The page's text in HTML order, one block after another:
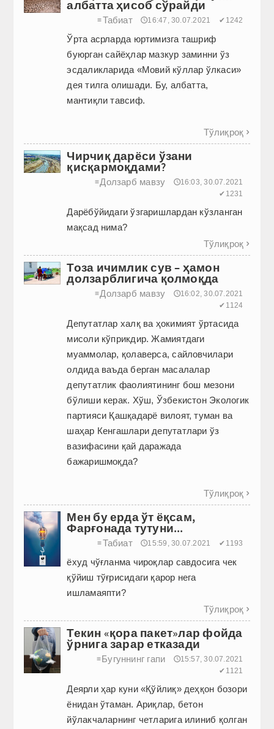
албатта ҳисоб сўрайди
≡Табиат 🕔16:47, 30.07.2021 ✔1242
Ўрта асрларда юртимизга ташриф
буюрган сайёҳлар мазкур заминни ўз
эсдалик­ларида «Мовий кўллар ўлкаси»
дея тилга олишади. Бу, албатта,
мантиқли тавсиф.
Тўлиқроқ 
Чирчиқ дарёси ўзани
қисқармоқдами?
≡Долзарб мавзу
🕔16:03, 30.07.2021
✔1231
Дарёбўйидаги ўзгаришлардан кўзланган
мақсад нима?
Тўлиқроқ 
Тоза ичимлик сув – ҳамон
долзарблигича қолмоқда
≡Долзарб мавзу
🕔16:02, 30.07.2021
✔1124
Депутатлар халқ ва ҳокимият ўртасида
мисоли кўп­рикдир. Жамиятдаги
муаммолар, қолаверса, сайловчилари
олдида ваъда берган масалалар
депутатлик фаолиятининг бош мезони
бўлиши керак. Хўш, Ўзбекистон Экологик
партияси Қашқадарё вилоят, туман ва
шаҳар Кенгашлари депутатлари ўз
вазифасини қай даражада
бажаришмоқда?
Тўлиқроқ 
Мен бу ерда ўт ёқсам,
Фарғонада тутуни...
≡Табиат 🕔15:59, 30.07.2021 ✔1193
ёхуд чўғланма чироқлар савдосига чек
қўйиш тўғрисидаги қарор нега
ишламаяпти?
Тўлиқроқ 
Текин «қора пакет»лар фойда
ўрнига зарар етказади
≡Бугуннинг гапи
🕔15:57, 30.07.2021
✔1121
Деярли ҳар куни «Қўйлиқ» деҳқон бозори
ёнидан ўтаман. Ариқлар, бетон
йўлакчаларнинг четларига илиниб қолган